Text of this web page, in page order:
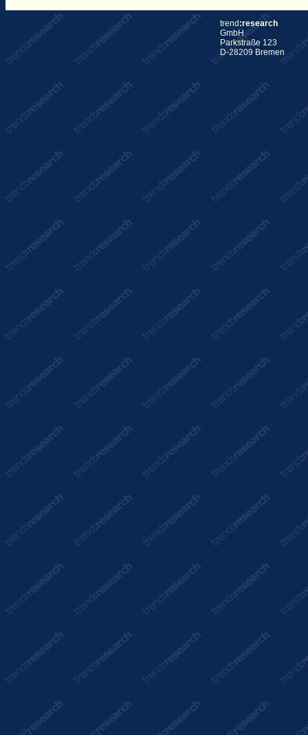
trend :research
GmbH
Parkstraße 123
D-28209 Bremen